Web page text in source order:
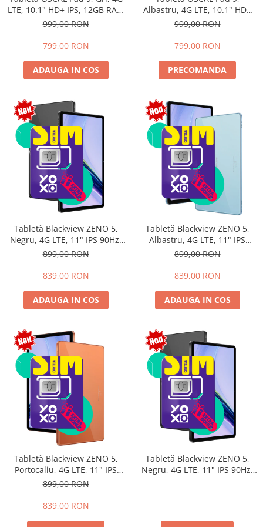
LTE, 10.1" HD+ IPS, 12GB RAM
(4GB + 8GB extensibili),
Dual SIM
999,00 RON
799,00 RON
ADAUGA IN COS
Albastru, 4G LTE, 10.1" HD+
IPS, 12GB RAM (4GB + 8GB
15, 7700mAh, Dual SIM
999,00 RON
799,00 RON
PRECOMANDA
Tabletă Blackview ZENO 5,
Negru, 4G LTE, 11" IPS 90Hz,
12GB RAM (3GB + 9GB
16, Unisoc T7250, 8300mAh,
SIM
899,00 RON
839,00 RON
ADAUGA IN COS
Tabletă Blackview ZENO 5,
Albastru, 4G LTE, 11" IPS
90Hz, 12GB RAM (3GB + 9GB
16, Unisoc T7250, 8300mAh,
SIM
899,00 RON
839,00 RON
ADAUGA IN COS
Tabletă Blackview ZENO 5,
Portocaliu, 4G LTE, 11" IPS
90Hz, 12GB RAM (3GB + 9GB
16, Unisoc T7250, 8300mAh,
899,00 RON
839,00 RON
Tabletă Blackview ZENO 5,
Negru, 4G LTE, 11" IPS 90Hz,